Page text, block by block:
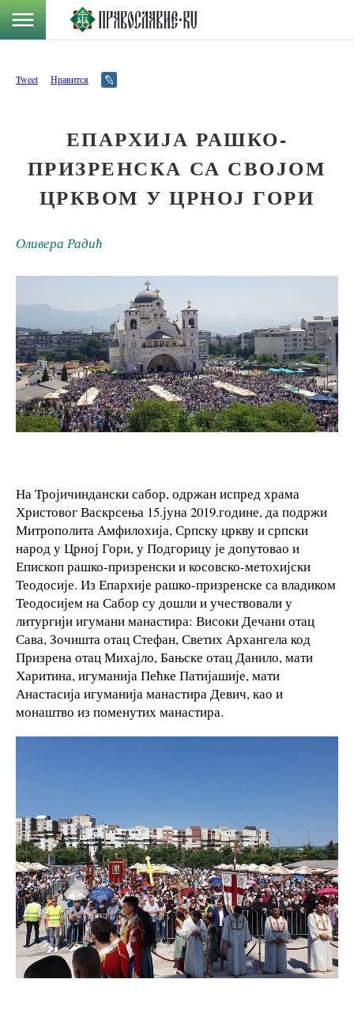
Tweet Нравится
ЕПАРХИЈА РАШКО-
ПРИЗРЕНСКА СА СВОЈОМ
ЦРКВОМ У ЦРНОЈ ГОРИ
Оливера Радић
На Тројичиндански сабор, одржан испред храма
Христовог Васкрсења 15.јуна 2019.године, да подржи
Митрополита Амфилохија, Српску цркву и српски
народ у Црној Гори, у Подгорицу је допутовао и
Епископ рашко-призренски и косовско-метохијски
Теодосије. Из Епархије рашко-призренске са владиком
Теодосијем на Сабор су дошли и учествовали у
литургији игумани манастира: Високи Дечани отац
Сава, Зочишта отац Стефан, Светих Архангела код
Призрена отац Михајло, Бањске отац Данило, мати
Харитина, игуманија Пећке Патијашије, мати
Анастасија игуманија манастира Девич, као и
монаштво из поменутих манастира.